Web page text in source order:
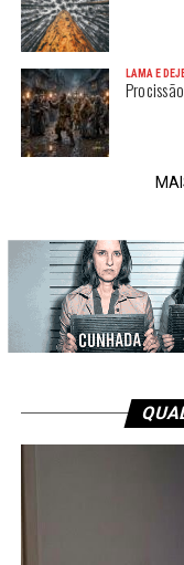
LAMA E
Procissão